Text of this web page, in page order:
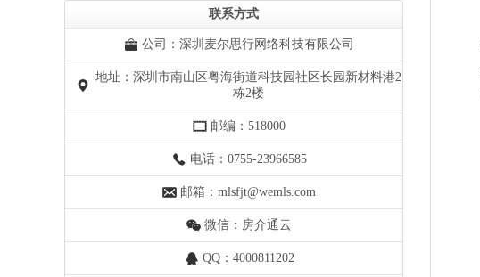
联系方式
公司：深圳麦尔思行网络科技有限公司
地址：深圳市南山区粤海街道科技园社区长园新材料港2
栋2楼
邮编：518000
电话：0755-23966585
邮箱：mlsfjt@wemls.com
微信：房介通云
QQ：4000811202